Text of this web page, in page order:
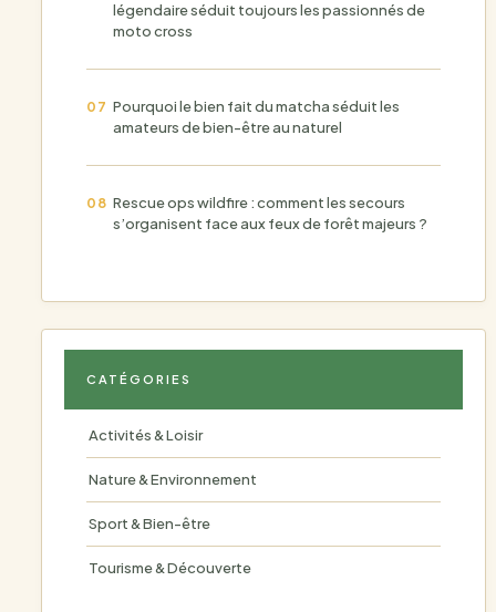
légendaire séduit toujours les passionnés de
moto cross
Pourquoi le bien fait du matcha séduit les
amateurs de bien-être au naturel
Rescue ops wildfire : comment les secours
s’organisent face aux feux de forêt majeurs ?
CATÉGORIES
Activités & Loisir
Nature & Environnement
Sport & Bien-être
Tourisme & Découverte